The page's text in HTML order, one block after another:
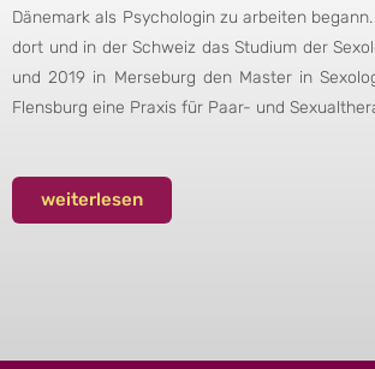
Dänemark als Psychologin zu arbeiten
dort und in der Schweiz das Studium der
und 2019 in Merseburg den Master in
Flensburg eine Praxis für Paar- und
weiterlesen